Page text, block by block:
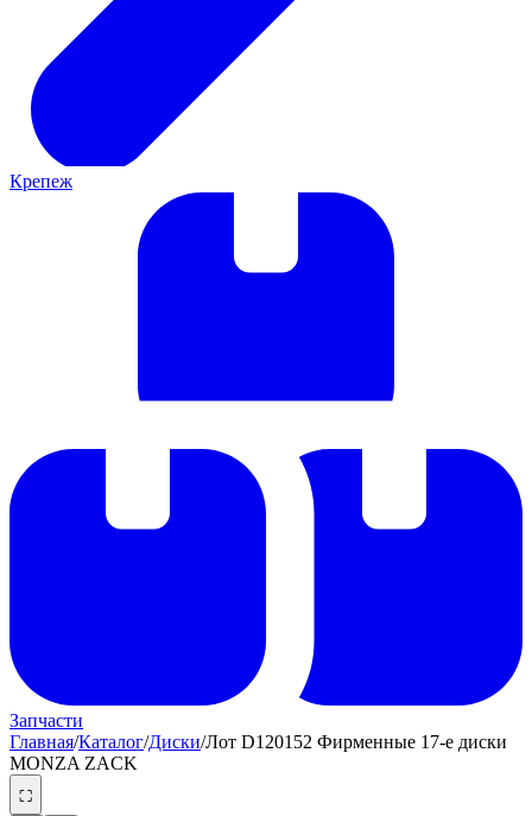
Крепеж
Запчасти
Главная/Каталог/Диски/Лот D120152 Фирменные 17-е диски
MONZA ZACK
⛶